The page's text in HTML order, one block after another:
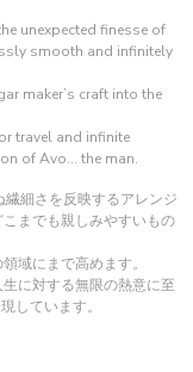
unexpected finesse of
smooth and infinitely
maker’s craft into the
travel and infinite
of Avo… the man.
細さを反映するアレンジ
までも親しみやすいもの
域にまで高めます。
に対する無限の熱意に至
しています。